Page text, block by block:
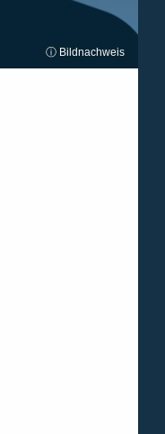
ⓘ Bildnachweis